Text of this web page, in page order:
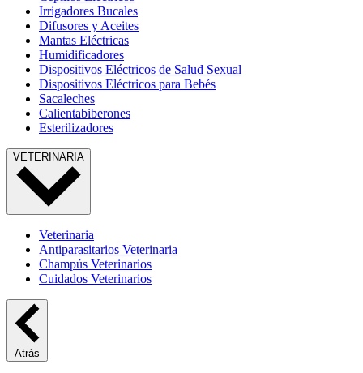
Irrigadores Bucales
Difusores y Aceites
Mantas Eléctricas
Humidificadores
Dispositivos Eléctricos de Salud Sexual
Dispositivos Eléctricos para Bebés
Sacaleches
Calientabiberones
Esterilizadores
VETERINARIA
Veterinaria
Antiparasitarios Veterinaria
Champús Veterinarios
Cuidados Veterinarios
Atrás